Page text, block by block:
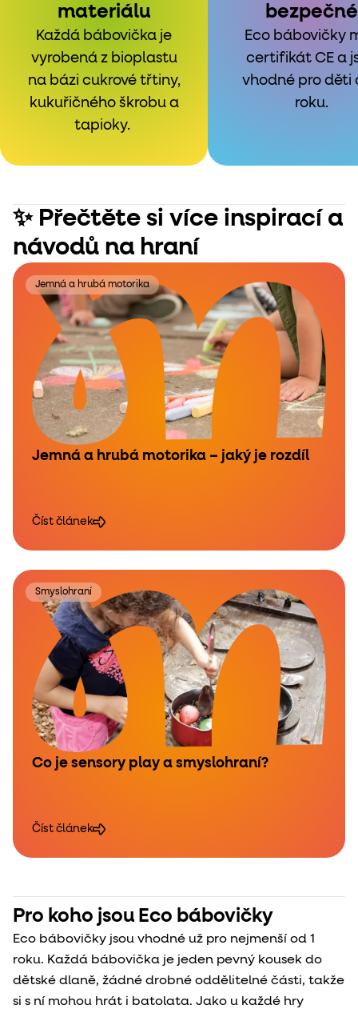
materiálu
Každá bábovička je
vyrobená z bioplastu
na bázi cukrové třtiny,
kukuřičného škrobu a
tapioky.
bezpečné
Eco bábovičky
certifikát CE a
vhodné pro děti
roku.
✨ Přečtěte si více inspirací a
návodů na hraní
Jemná a hrubá motorika
Jemná a hrubá motorika – jaký je rozdíl
Číst článek
Smyslohraní
Co je sensory play a smyslohraní?
Číst článek
Pro koho jsou Eco bábovičky
Eco bábovičky jsou vhodné už pro nejmenší od 1
roku. Každá bábovička je jeden pevný kousek do
dětské dlaně, žádné drobné oddělitelné části, takže
si s ní mohou hrát i batolata. Jako u každé hry